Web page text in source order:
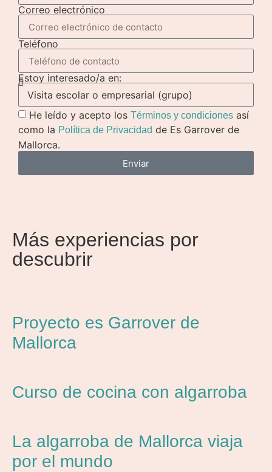
Correo electrónico
Teléfono
Estoy interesado/a en:
He leído y acepto los Términos y condiciones así
como la Política de Privacidad de Es Garrover de
Mallorca.
Enviar
Más experiencias por
descubrir
Proyecto es Garrover de
Mallorca
Curso de cocina con algarroba
La algarroba de Mallorca viaja
por el mundo